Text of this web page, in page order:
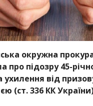
окружна
про підозру 45-
від
(ст. 336 КК